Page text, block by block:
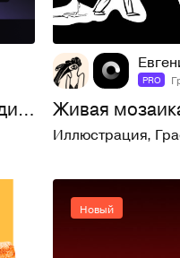
9
EEL — международный B2B-промолендинг
PRO
Живая
Иллюстрация,
Новый